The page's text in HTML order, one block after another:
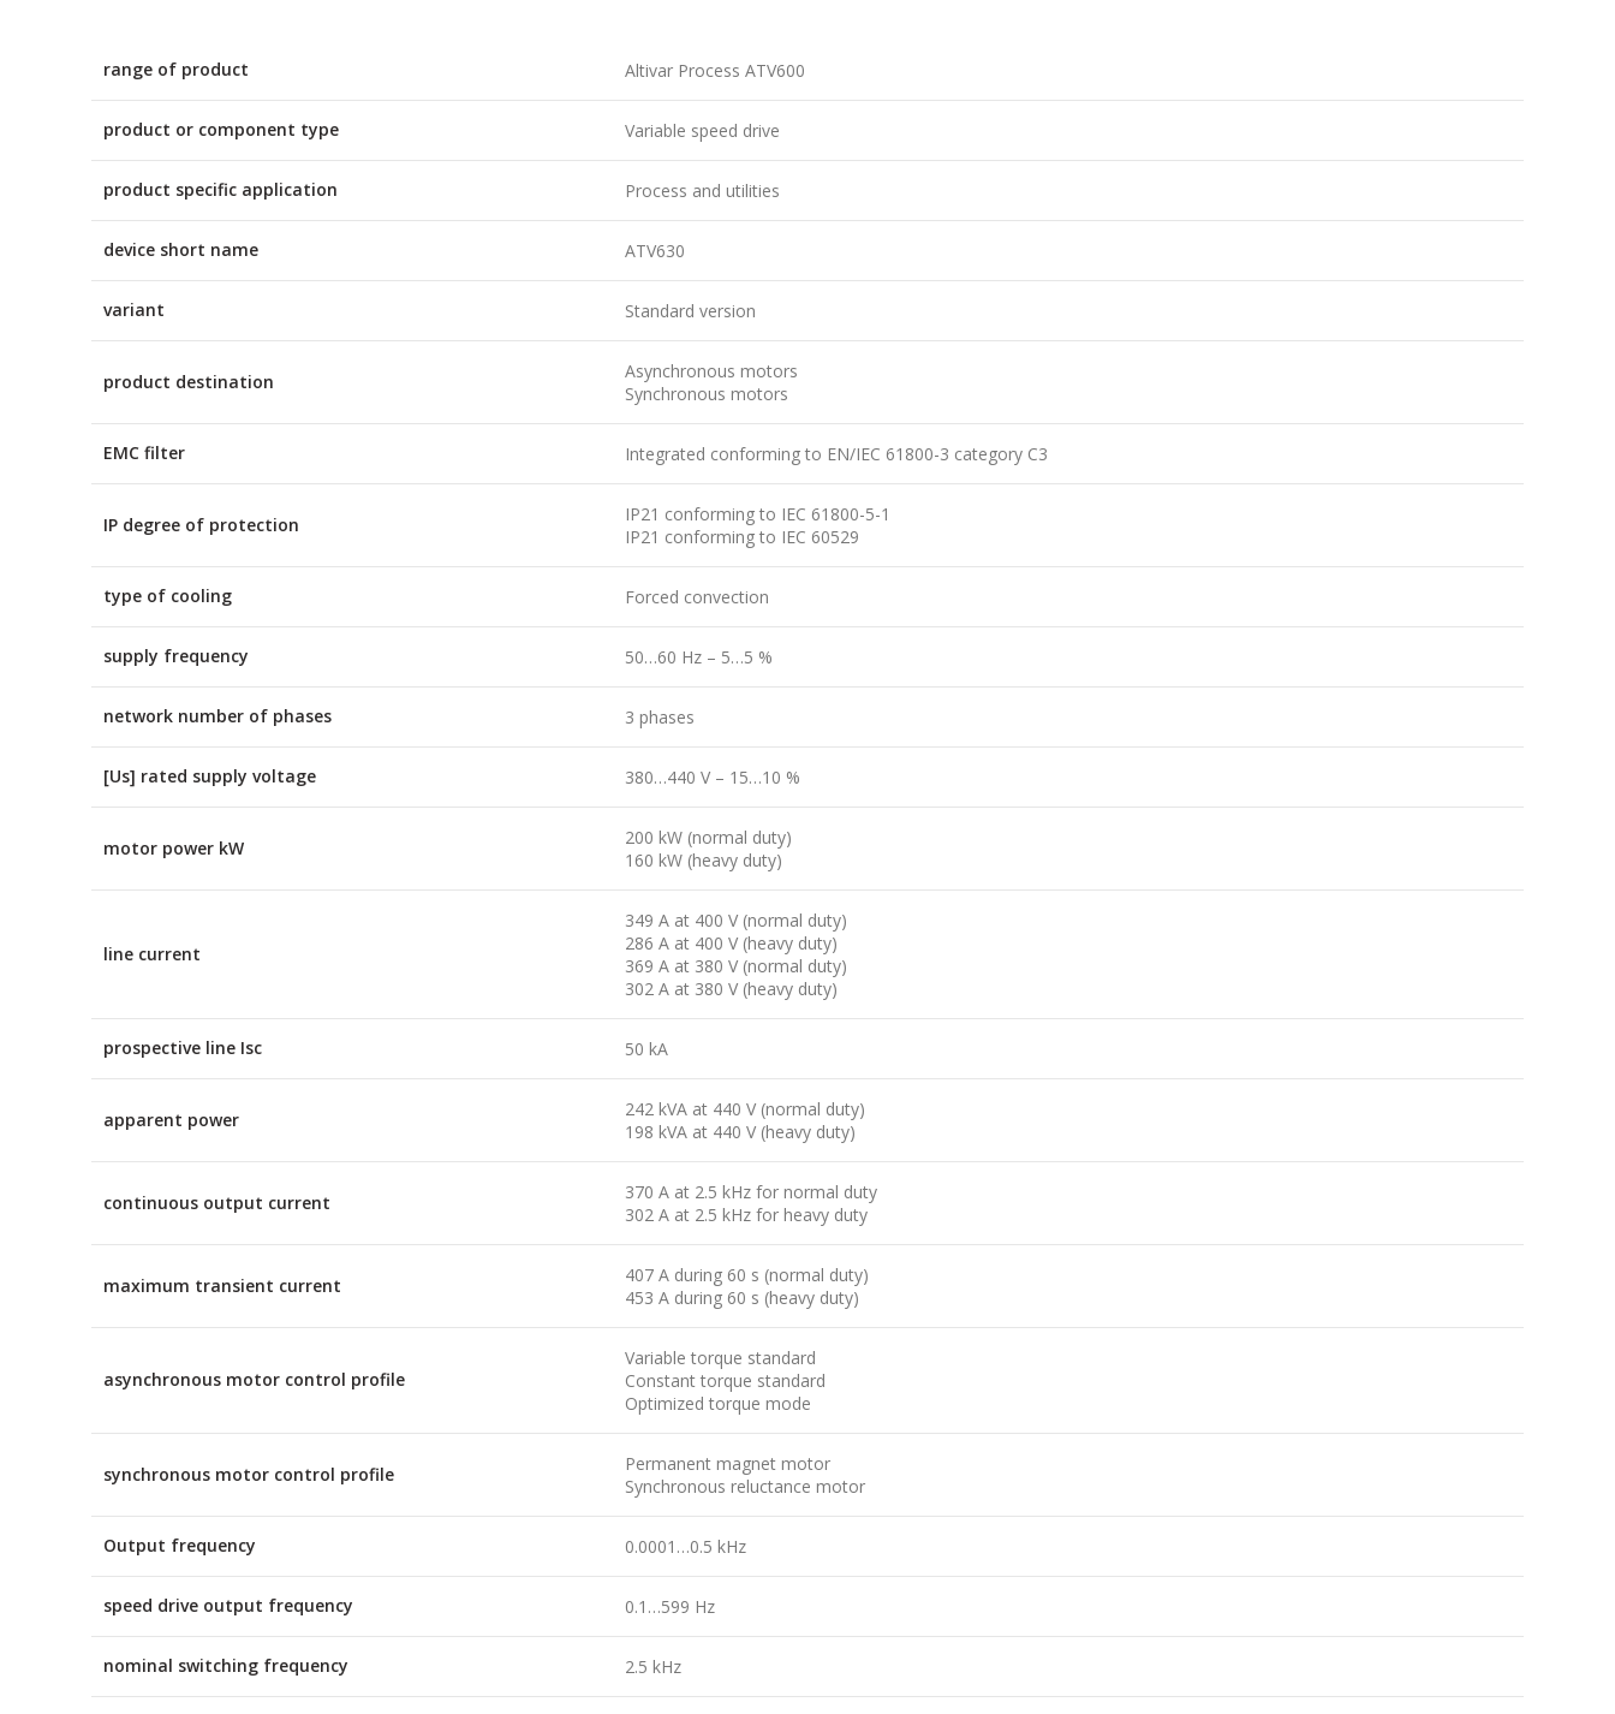
range of product Altivar Process ATV600
product or component type Variable speed drive
product specific application Process and utilities
device short name ATV630
variant Standard version
product destination
Asynchronous motors
Synchronous motors
EMC filter Integrated conforming to EN/IEC 61800-3 category C3
IP degree of protection
IP21 conforming to IEC 61800-5-1
IP21 conforming to IEC 60529
type of cooling Forced convection
supply frequency 50…60 Hz – 5…5 %
network number of phases 3 phases
[Us] rated supply voltage 380…440 V – 15…10 %
motor power kW
200 kW (normal duty)
160 kW (heavy duty)
line current
349 A at 400 V (normal duty)
286 A at 400 V (heavy duty)
369 A at 380 V (normal duty)
302 A at 380 V (heavy duty)
prospective line Isc 50 kA
apparent power
242 kVA at 440 V (normal duty)
198 kVA at 440 V (heavy duty)
continuous output current
370 A at 2.5 kHz for normal duty
302 A at 2.5 kHz for heavy duty
maximum transient current
407 A during 60 s (normal duty)
453 A during 60 s (heavy duty)
asynchronous motor control profile
Variable torque standard
Constant torque standard
Optimized torque mode
synchronous motor control profile
Permanent magnet motor
Synchronous reluctance motor
Output frequency 0.0001…0.5 kHz
speed drive output frequency 0.1…599 Hz
nominal switching frequency 2.5 kHz